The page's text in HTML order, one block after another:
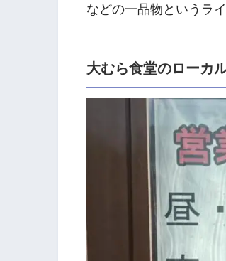
などの一品物というラ
大むら食堂のローカ